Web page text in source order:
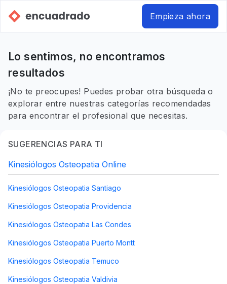
Empieza ahora
Lo sentimos, no encontramos
resultados
¡No te preocupes! Puedes probar otra búsqueda o
explorar entre nuestras categorías recomendadas
para encontrar el profesional que necesitas.
SUGERENCIAS PARA TI
Kinesiólogos Osteopatia Online
Kinesiólogos Osteopatia Santiago
Kinesiólogos Osteopatia Providencia
Kinesiólogos Osteopatia Las Condes
Kinesiólogos Osteopatia Puerto Montt
Kinesiólogos Osteopatia Temuco
Kinesiólogos Osteopatia Valdivia